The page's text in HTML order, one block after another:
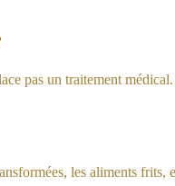
pas un traitement
les aliments